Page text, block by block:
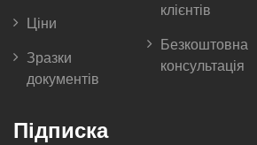
Ціни
Зразки
документів
клієнтів
Безкоштовна
консультація
Підписка